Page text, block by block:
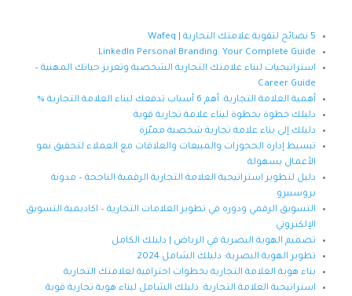
5 نصائح لتقوية علامتك التجارية | Wafeq
LinkedIn Personal Branding: Your Complete Guide
استراتيجيات لبناء علامتك التجارية الشخصية وتعزيز حياتك المهنية –
Career Guide
أهمية العلامة التجارية: أهم 6 أسباب تدفعك لبناء العلامة التجارية %
دليلك خطوة بخطوة لبناء علامة تجارية قوية
دليلك إلى بناء علامة تجارية شخصية مميّزة
تبسيط إدارة الحجوزات والمبيعات والعلاقات مع العملاء لتحقيق نمو
الأعمال بسهولة
دليل لتطوير استراتيجية العلامة التجارية الرقمية الناجحة – مدونة
بروسبيرو
التسويق الرقمي ودوره في تطوير العلامات التجارية – اكاديمية التسويق
الإلكتروني
تصميم الهوية البصرية في الرياض | دليلك الكامل
تطوير الهوية البصرية: دليلك الشامل 2024
بناء هوية العلامة التجارية بخطوات احترافية لعلامتك التجارية
استراتيجية العلامة التجارية: دليلك الشامل لبناء هوية تجارية قوية